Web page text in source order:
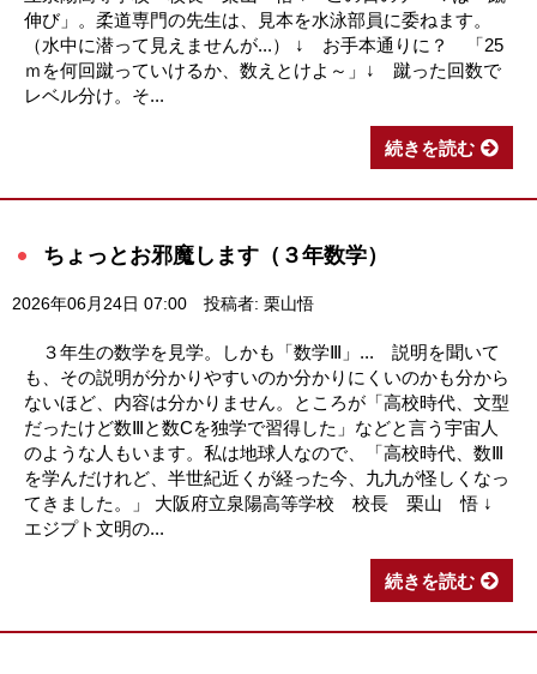
伸び」。柔道専門の先生は、見本を水泳部員に委ねます。
（水中に潜って見えませんが...） ↓ お手本通りに？ 「25
ｍを何回蹴っていけるか、数えとけよ～」↓ 蹴った回数で
レベル分け。そ...
続きを読む
ちょっとお邪魔します（３年数学）
2026年06月24日 07:00 投稿者: 栗山悟
３年生の数学を見学。しかも「数学Ⅲ」... 説明を聞いて
も、その説明が分かりやすいのか分かりにくいのかも分から
ないほど、内容は分かりません。ところが「高校時代、文型
だったけど数Ⅲと数Cを独学で習得した」などと言う宇宙人
のような人もいます。私は地球人なので、「高校時代、数Ⅲ
を学んだけれど、半世紀近くが経った今、九九が怪しくなっ
てきました。」 大阪府立泉陽高等学校 校長 栗山 悟 ↓
エジプト文明の...
続きを読む